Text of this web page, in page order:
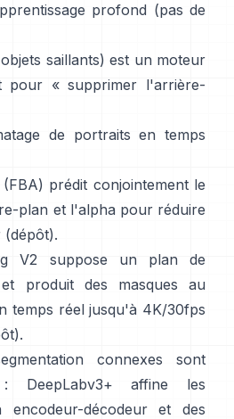
profond (pas de
saillants) est un moteur
pour « supprimer l'arrière-
de portraits en temps
prédit conjointement le
plan et l'alpha pour réduire
(dépôt).
V2 suppose un plan de
produit des masques au
temps réel jusqu'à 4K/30fps
).
connexes sont
DeepLabv3+ affine les
décodeur et des